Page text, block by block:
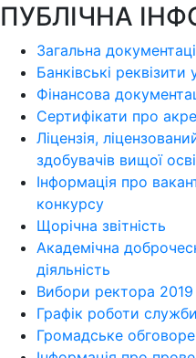
ПУБЛІЧНА
Загальна
Банківські реквізити
Фінансова
Сертифікати про
Ліцензія,
здобувачів вищої
Інформація про
конкурсу
Щорічна звітність
Академічна
діяльність
Вибори ректора 2019
Графік роботи
Громадське